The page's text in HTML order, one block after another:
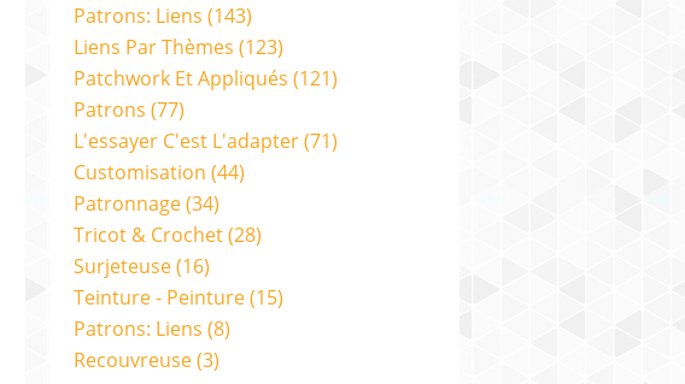
Patrons: Liens (143)
Liens Par Thèmes (123)
Patchwork Et Appliqués (121)
Patrons (77)
L'essayer C'est L'adapter(71)
Customisation (44)
Patronnage(34)
Tricot & Crochet(28)
Surjeteuse(16)
Teinture - Peinture(15)
Patrons: Liens (8)
Recouvreuse(3)